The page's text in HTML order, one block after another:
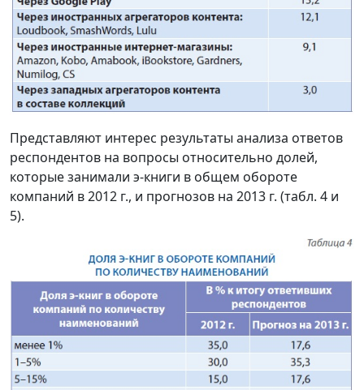
Представляют интерес результаты анализа ответов
респондентов на вопросы относительно долей,
которые занимали э-книги в общем обороте
компаний в 2012 г., и прогнозов на 2013 г. (табл. 4 и
5).